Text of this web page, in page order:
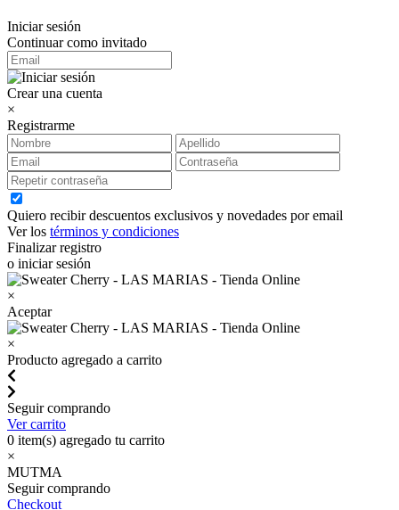
Iniciar sesión
Continuar como invitado
Crear una cuenta
×
Registrarme
Quiero recibir descuentos exclusivos y novedades por email
Ver los términos y condiciones
Finalizar registro
o iniciar sesión
×
Aceptar
×
Producto agregado a carrito
Seguir comprando
Ver carrito
0 item(s) agregado tu carrito
×
MUTMA
Seguir comprando
Checkout